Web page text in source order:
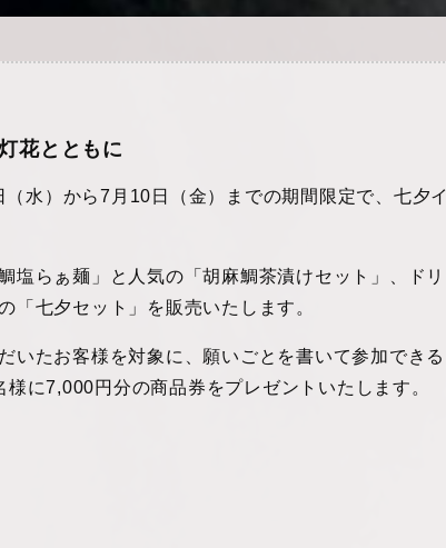
花とともに
水）から7月10日（金）までの期間限定で、七夕イ
塩らぁ麺」と人気の「胡麻鯛茶漬けセット」、ドリ
「七夕セット」を販売いたします。
いたお客様を対象に、願いごとを書いて参加できる
に7,000円分の商品券をプレゼントいたします。